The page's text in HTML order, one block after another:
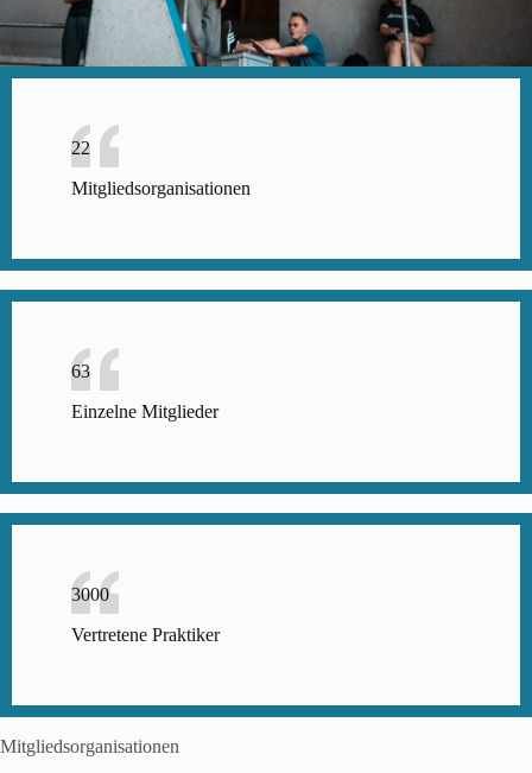
22
Mitgliedsorganisationen
63
Einzelne Mitglieder
3000
Vertretene Praktiker
Mitgliedsorganisationen